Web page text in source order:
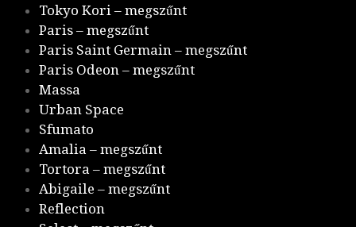
Tokyo Kori – megszűnt
Paris – megszűnt
Paris Saint Germain – megszűnt
Paris Odeon – megszűnt
Massa
Urban Space
Sfumato
Amalia – megszűnt
Tortora – megszűnt
Abigaile – megszűnt
Reflection